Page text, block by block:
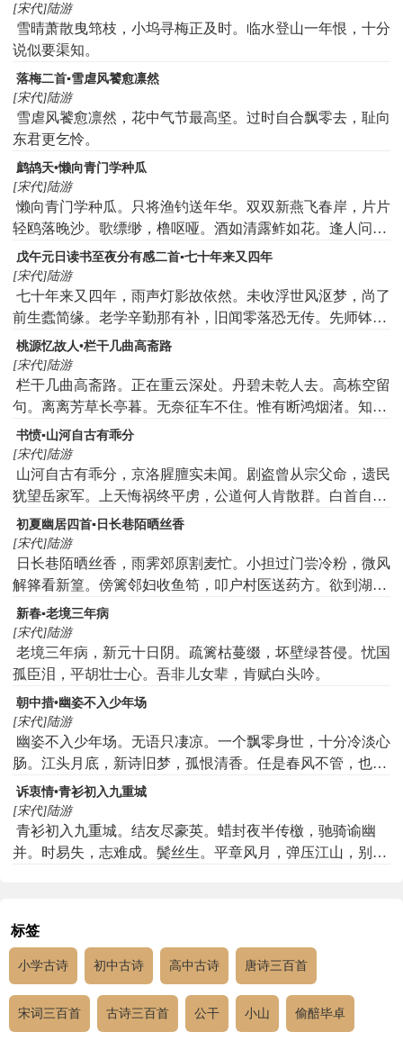
[宋代]陆游
雪晴萧散曳筇枝，小坞寻梅正及时。临水登山一年恨，十分
说似要渠知。
落梅二首▪雪虐风饕愈凛然
[宋代]陆游
雪虐风饕愈凛然，花中气节最高坚。过时自合飘零去，耻向
东君更乞怜。
鹧鸪天•懒向青门学种瓜
[宋代]陆游
懒向青门学种瓜。只将渔钓送年华。双双新燕飞春岸，片片
轻鸥落晚沙。歌缥缈，橹呕哑。酒如清露鲊如花。逢人问道
归何处，笑指船儿此是家。
戊午元日读书至夜分有感二首▪七十年来又四年
[宋代]陆游
七十年来又四年，雨声灯影故依然。未收浮世风沤梦，尚了
前生蠹简缘。老学辛勤那有补，旧闻零落恐无传。先师钵袋
终当付，叹息谁能共著鞭。
桃源忆故人•栏干几曲高斋路
[宋代]陆游
栏干几曲高斋路。正在重云深处。丹碧未乾人去。高栋空留
句。离离芳草长亭暮。无奈征车不住。惟有断鸿烟渚。知我
频回顾。
书愤▪山河自古有乖分
[宋代]陆游
山河自古有乖分，京洛腥膻实未闻。剧盗曾从宗父命，遗民
犹望岳家军。上天悔祸终平虏，公道何人肯散群。白首自知
疏报国，尚凭精意祝炉熏。
初夏幽居四首▪日长巷陌晒丝香
[宋代]陆游
日长巷陌晒丝香，雨霁郊原割麦忙。小担过门尝冷粉，微风
解箨看新篁。傍篱邻妇收鱼笱，叩户村医送药方。欲到湖边
还懒动，悠然扶杖立斜阳。
新春▪老境三年病
[宋代]陆游
老境三年病，新元十日阴。疏篱枯蔓缀，坏壁绿苔侵。忧国
孤臣泪，平胡壮士心。吾非儿女辈，肯赋白头吟。
朝中措•幽姿不入少年场
[宋代]陆游
幽姿不入少年场。无语只凄凉。一个飘零身世，十分冷淡心
肠。江头月底，新诗旧梦，孤恨清香。任是春风不管，也曾
先识东皇。
诉衷情•青衫初入九重城
[宋代]陆游
青衫初入九重城。结友尽豪英。蜡封夜半传檄，驰骑谕幽
并。时易失，志难成。鬓丝生。平章风月，弹压江山，别是
标签
小学古诗 初中古诗 高中古诗 唐诗三百首
宋词三百首 古诗三百首 公干 小山 偷醅毕卓